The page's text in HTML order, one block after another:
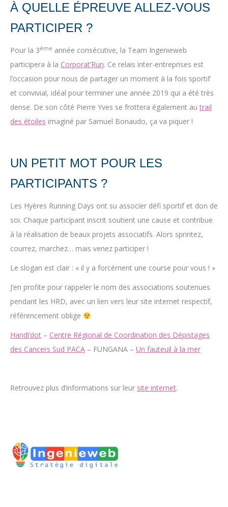
À QUELLE ÉPREUVE ALLEZ-VOUS
PARTICIPER ?
Pour la 3ème année consécutive, la Team Ingenieweb
participera à la Corporat’Run. Ce relais inter-entreprises est
l’occasion pour nous de partager un moment à la fois sportif
et convivial, idéal pour terminer une année 2019 qui a été très
dense. De son côté Pierre Yves se frottera également autrail
des étoiles imaginé par Samuel Bonaudo, ça va piquer !
UN PETIT MOT POUR LES
PARTICIPANTS ?
Les Hyères Running Days ont su associer défi sportif et don de
soi. Chaque participant inscrit soutient une cause et contribue
à la réalisation de beaux projets associatifs. Alors sprintez,
courrez, marchez… mais venez participer !
Le slogan est clair : « il y a forcément une course pour vous ! »
J’en profite pour rappeler le nom des associations soutenues
pendant les HRD, avec un lien vers leur site internet respectif,
référencement oblige
Handi’dot – Centre Régional de Coordination des Dépistages
des Cancers Sud PACA – FUNGANA – Un fauteuil à la mer
Retrouvez plus d’informations sur leur site internet.